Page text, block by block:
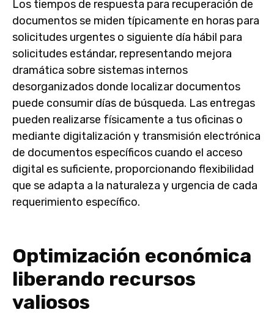
Los tiempos de respuesta para recuperación de
documentos se miden típicamente en horas para
solicitudes urgentes o siguiente día hábil para
solicitudes estándar, representando mejora
dramática sobre sistemas internos
desorganizados donde localizar documentos
puede consumir días de búsqueda. Las entregas
pueden realizarse físicamente a tus oficinas o
mediante digitalización y transmisión electrónica
de documentos específicos cuando el acceso
digital es suficiente, proporcionando flexibilidad
que se adapta a la naturaleza y urgencia de cada
requerimiento específico.
Optimización económica
liberando recursos
valiosos